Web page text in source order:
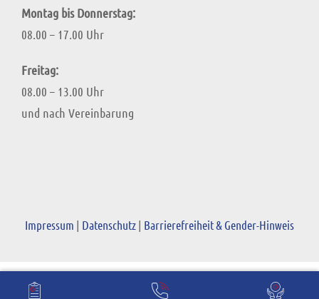
Montag bis Donnerstag:
08.00 – 17.00 Uhr
Freitag:
08.00 – 13.00 Uhr
und nach Vereinbarung
Impressum Datenschutz Barrierefreiheit & Gender-Hinweis